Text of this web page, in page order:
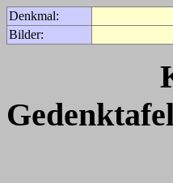
Denkmal:
Bilder:
(Für